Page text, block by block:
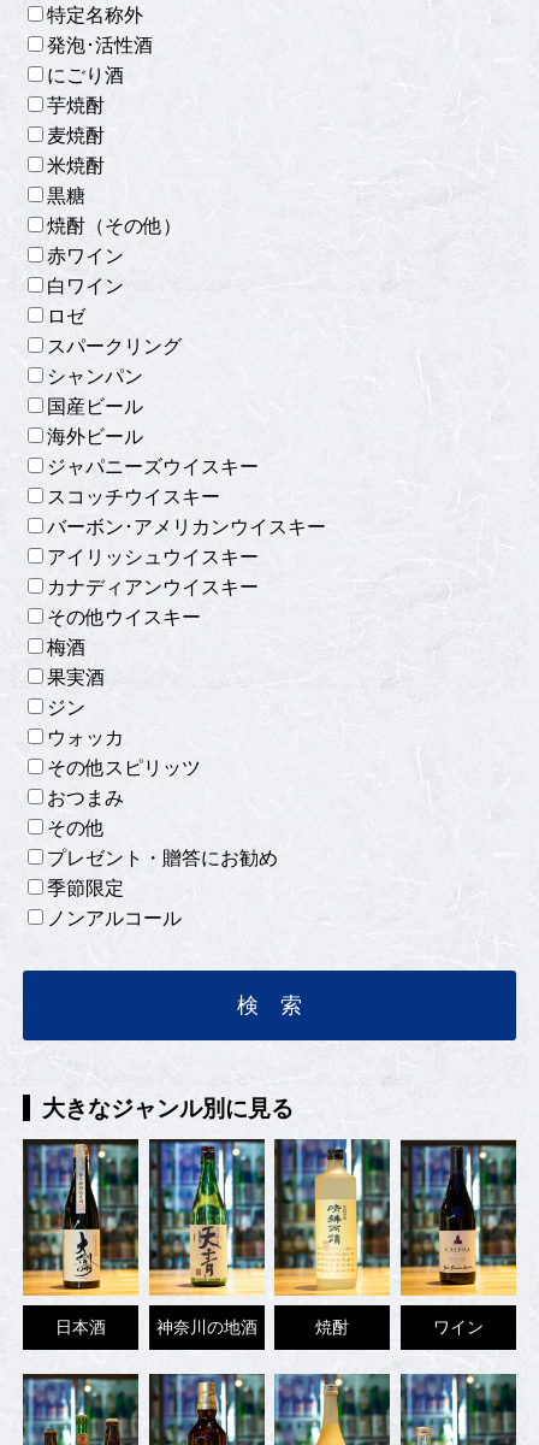
特定名称外
発泡･活性酒
にごり酒
芋焼酎
麦焼酎
米焼酎
黒糖
焼酎（その他）
赤ワイン
白ワイン
ロゼ
スパークリング
シャンパン
国産ビール
海外ビール
ジャパニーズウイスキー
スコッチウイスキー
バーボン･アメリカンウイスキー
アイリッシュウイスキー
カナディアンウイスキー
その他ウイスキー
梅酒
果実酒
ジン
ウォッカ
その他スピリッツ
おつまみ
その他
プレゼント・贈答にお勧め
季節限定
ノンアルコール
大きなジャンル別に見る
日本酒 神奈川の地酒 焼酎 ワイン